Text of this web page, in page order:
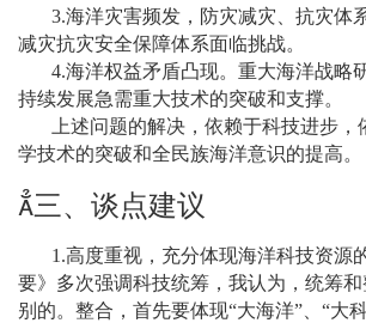
3.海洋灾害频发，防灾减灾、抗灾体
减灾抗灾安全保障体系面临挑战。
4.海洋权益矛盾凸现。重大海洋战略
持续发展急需重大技术的突破和支撑。
上述问题的解决，依赖于科技进步
学技术的突破和全民族海洋意识的提高。
三、谈点建议
1.高度重视，充分体现海洋科技资源
要》多次强调科技统筹，我认为，统筹
别的。整合，首先要体现“大海洋” “大